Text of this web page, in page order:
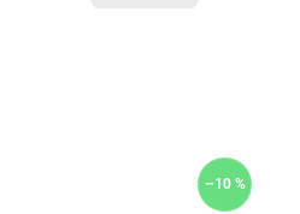
–10 %